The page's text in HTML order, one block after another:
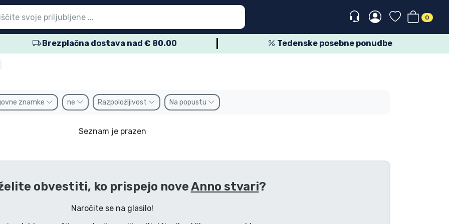
0
Brezplačna dostava nad € 80.00 Tedenske posebne ponudbe
znamke ne Razpoložljivost Na popustu
Seznam je prazen
obvestiti, ko prispejo noveAnno stvari?
Naročite se na glasilo!
meni
meni
meni
meni
meni
meni
meni
meni
meni